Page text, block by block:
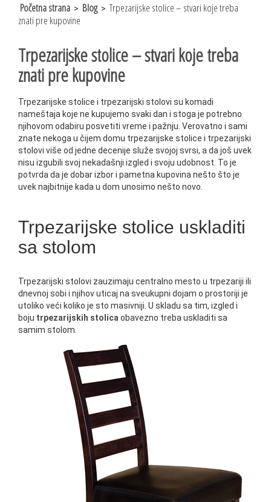
Početna strana > Blog > Trpezarijske stolice – stvari koje treba
znati pre kupovine
Trpezarijske stolice – stvari koje treba
znati pre kupovine
Trpezarijske stolice i trpezarijski stolovi su komadi
nameštaja koje ne kupujemo svaki dan i stoga je potrebno
njihovom odabiru posvetiti vreme i pažnju. Verovatno i sami
znate nekoga u čijem domu trpezarijske stolice i trpezarijski
stolovi više od jedne decenije služe svojoj svrsi, a da još uvek
nisu izgubili svoj nekadašnji izgled i svoju udobnost. To je
potvrda da je dobar izbor i pametna kupovina nešto što je
uvek najbitnije kada u dom unosimo nešto novo.
Trpezarijske stolice uskladiti
sa stolom
Trpezarijski stolovi zauzimaju centralno mesto u trpezariji ili
dnevnoj sobi i njihov uticaj na sveukupni dojam o prostoriji je
utoliko veći koliko je sto masivniji. U skladu sa tim, izgled i
boju trpezarijskih stolica obavezno treba uskladiti sa
samim stolom.